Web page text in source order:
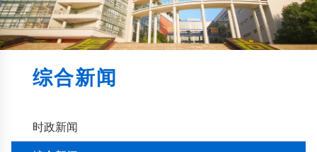
综合新闻
时政新闻